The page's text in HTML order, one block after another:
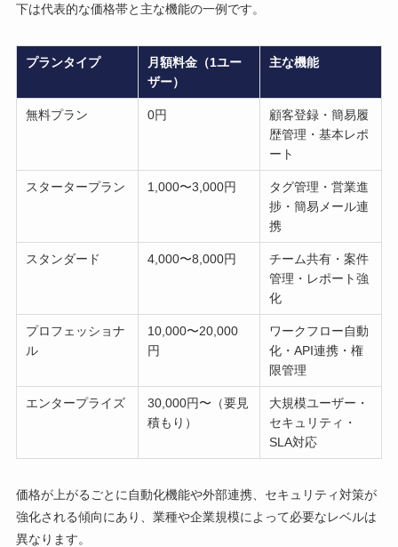
下は代表的な価格帯と主な機能の一例です。
プランタイプ
月額料金（1ユー
ザー）
主な機能
無料プラン 0円
顧客登録・簡易履
歴管理・基本レポ
ート
スタータープラン 1,000〜3,000円
タグ管理・営業進
捗・簡易メール連
携
スタンダード 4,000〜8,000円
チーム共有・案件
管理・レポート強
化
プロフェッショナ
ル
10,000〜20,000
円
ワークフロー自動
化・API連携・権
限管理
エンタープライズ
30,000円〜（要見
積もり）
大規模ユーザー・
セキュリティ・
SLA対応
価格が上がるごとに自動化機能や外部連携、セキュリティ対策が
強化される傾向にあり、業種や企業規模によって必要なレベルは
異なります。